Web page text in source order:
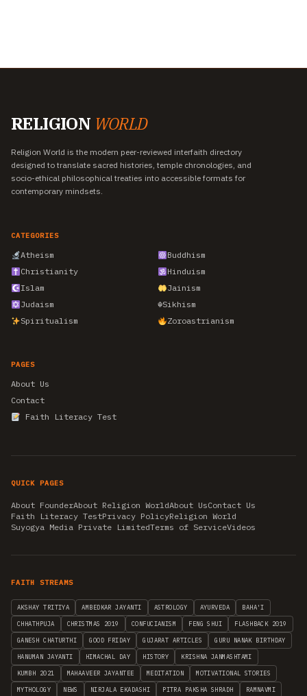
RELIGION WORLD
Religion World is the modern peer-reviewed interfaith directory
designed to translate sacred histories, temple chronologies, and
socio-ethical philosophical treaties into accessible formats for
contemporary mindsets.
CATEGORIES
Atheism
Buddhism
Christianity
Hinduism
Islam
Jainism
Judaism
☬Sikhism
Spiritualism
Zoroastrianism
PAGES
About Us
Contact
Faith Literacy Test
QUICK PAGES
About FounderAbout Religion WorldAbout UsContact Us
Faith Literacy TestPrivacy PolicyReligion World
Suyogya Media Private LimitedTerms of ServiceVideos
FAITH STREAMS
AKSHAY TRITIYA AMBEDKAR JAYANTI ASTROLOGY AYURVEDA BAHA'I
CHHATHPUJA CHRISTMAS 2019 CONFUCIANISM FENG SHUI FLASHBACK 2019
GANESH CHATURTHI GOOD FRIDAY GUJARAT ARTICLES GURU NANAK BIRTHDAY
HANUMAN JAYANTI HIMACHAL DAY HISTORY KRISHNA JANMASHTAMI
KUMBH 2021 MAHAAVEER JAYANTEE MEDITATION MOTIVATIONAL STORIES
MYTHOLOGY NEWS NIRJALA EKADASHI PITRA PAKSHA SHRADH RAMNAVMI